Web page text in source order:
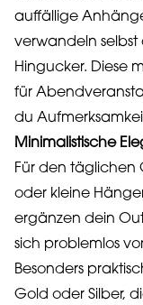
auffällige
verwandeln selbst
Hingucker. Diese
für
du
Minimalistische
Für den täglichen
oder kleine
ergänzen dein
sich problemlos
Besonders
Gold oder Silber,